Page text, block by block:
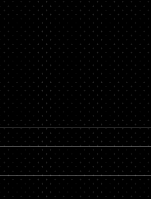
초개인화 마케팅 강화: 고객 데